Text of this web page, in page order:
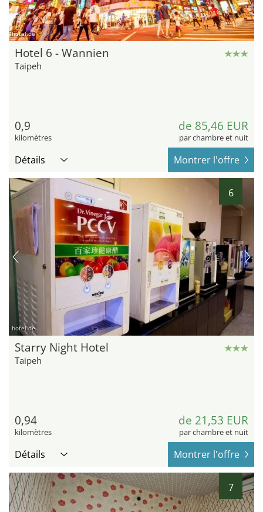
hotel.de
Hotel 6 - Wannien
Taipeh
0,9
kilomètres
de 85,46 EUR
par chambre et nuit
Détails Montrer l'offre
6
hotel.de
Starry Night Hotel
Taipeh
0,94
kilomètres
de 21,53 EUR
par chambre et nuit
Détails Montrer l'offre
7